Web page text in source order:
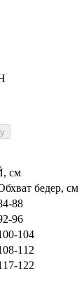
см
бедер, см
88
96
104
112
122